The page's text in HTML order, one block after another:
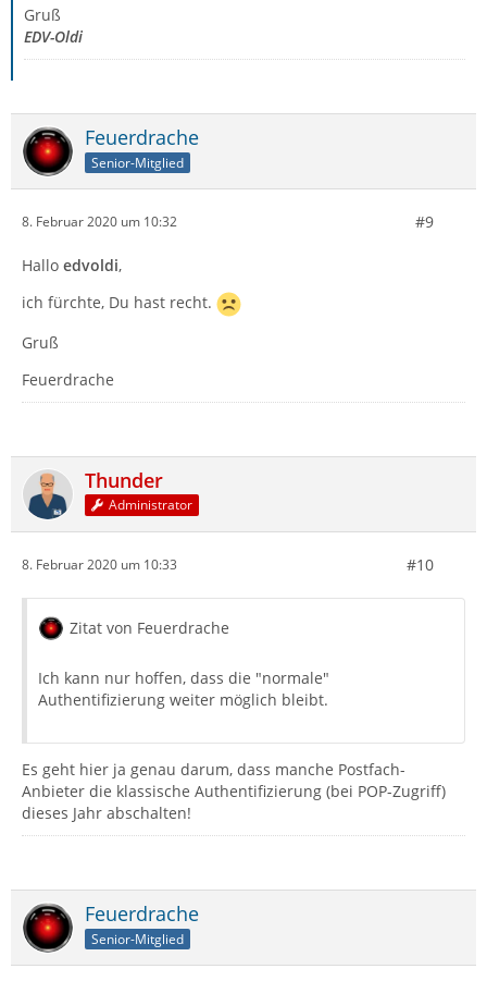
Gruß
EDV-Oldi
Feuerdrache
Senior-Mitglied
8. Februar 2020 um 10:32 #9
Hallo edvoldi,
ich fürchte, Du hast recht.
Gruß
Feuerdrache
Thunder
Administrator
8. Februar 2020 um 10:33 #10
Zitat von Feuerdrache
Ich kann nur hoffen, dass die "normale"
Authentifizierung weiter möglich bleibt.
Es geht hier ja genau darum, dass manche Postfach-
Anbieter die klassische Authentifizierung (bei POP-Zugriff)
dieses Jahr abschalten!
Feuerdrache
Senior-Mitglied